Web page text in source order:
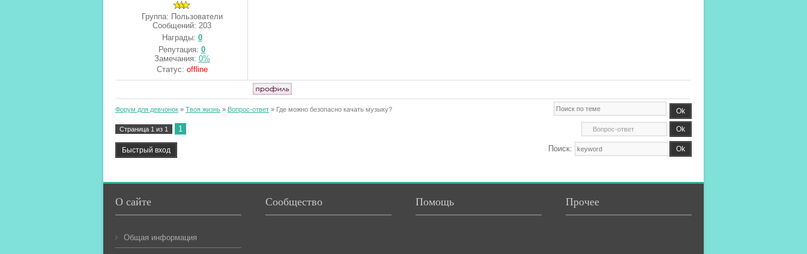
Группа: Пользователи
Сообщений: 203
Награды: 0
Репутация: 0
Замечания: 0%
Статус: offline
Форум для девчонок » Твоя жизнь » Вопрос-ответ » Где можно безопасно качать музыку?
Страница 1 из 1 1
Поиск:
О сайте
Общая информация
Сообщество Помощь Прочее